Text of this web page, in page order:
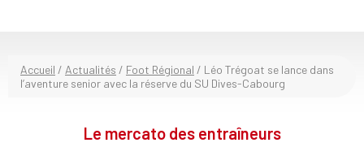
Accueil / Actualités / Foot Régional / Léo Trégoat se lance dans
l’aventure senior avec la réserve du SU Dives-Cabourg
Le mercato des entraîneurs